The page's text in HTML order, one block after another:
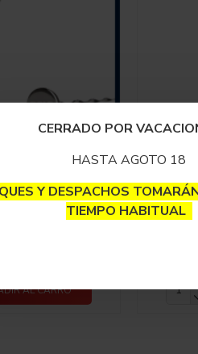
CERRADO POR
HASTA AGOTO 18
Y DESPACHOS
TIEMPO HABITUAL
Disco BOLS
AL CARRO